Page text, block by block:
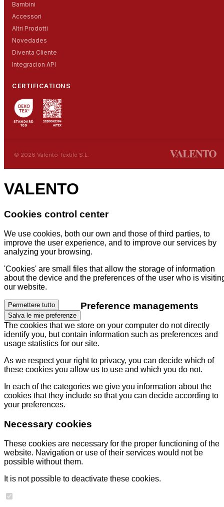
Bambini
Accessori
Altri Prodotti
Novedades
Diventa Cliente
Integracion API
CERTIFICATIONS
© 2026 Valento Textile S.L.
VALENTO
Cookies control center
We use cookies, both our own and those of third parties, to
improve the user experience, and to improve our services by
analyzing your browsing.
'Cookies' are small files that allow the storage of information
about the device and the preferences of the user who is
our website.
Permettere tutto
Salva le mie preferenze
Preference managements
The cookies that we store on your computer do not directly
identify you, but contain information such as preferences and
usage statistics for our site.
As we respect your right to privacy, you can decide which of
these cookies you allow us to use and which you do not.
In each of the categories we give you information about the
cookies that they include so that you can decide according to
your preferences.
Necessary cookies
These cookies are necessary for the proper functioning of the
website. Navigation or use of their services would not be
possible without them.
It is not possible to deactivate these cookies.